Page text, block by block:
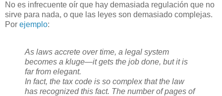
No es infrecuente oír que hay demasiada regulación que no
sirve para nada, o que las leyes son demasiado complejas.
Por ejemplo:
As laws accrete over time, a legal system
becomes a kluge—it gets the job done, but it is
far from elegant.
In fact, the tax code is so complex that the law
has recognized this fact. The number of pages of